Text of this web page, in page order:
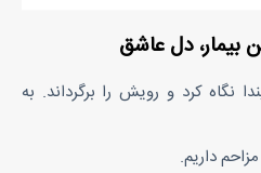
بیمار، دل عاشق
نگاه کرد و رویش را برگرداند. به
داریم.